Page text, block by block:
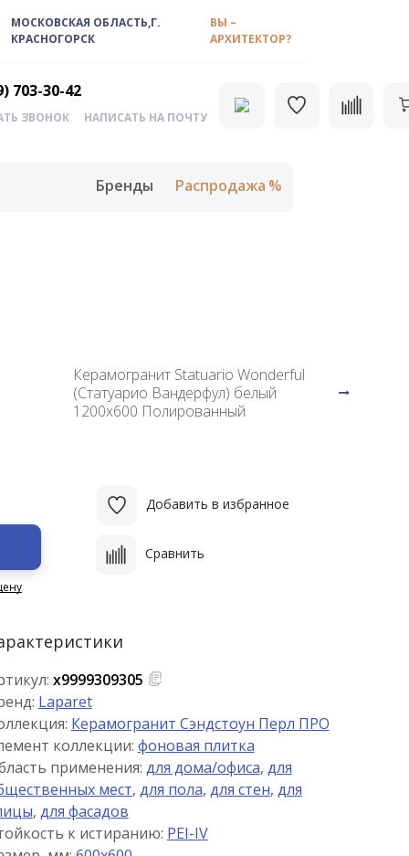
МОСКОВСКАЯ ОБЛАСТЬ,Г.
КРАСНОГОРСК
ВЫ –
АРХИТЕКТОР?
703-30-42
ЗВОНОК НАПИСАТЬ НА ПОЧТУ
Бренды Распродажа
Керамогранит Statuario Wonderful
(Статуарио Вандерфул) белый
1200x600 Полированный
Добавить в избранное
Сравнить
х9999309305
Laparet
Керамогранит Сэндстоун Перл ПРО
коллекции: фоновая плитка
применения: для дома/офиса, для
мест, для пола, для стен, для
, для фасадов
к истиранию: PEI-IV